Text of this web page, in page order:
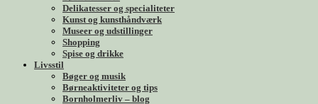
Delikatesser og specialiteter
Kunst og kunsthåndværk
Museer og udstillinger
Shopping
Spise og drikke
Livsstil
Bøger og musik
Børneaktiviteter og tips
Bornholmerliv – blog